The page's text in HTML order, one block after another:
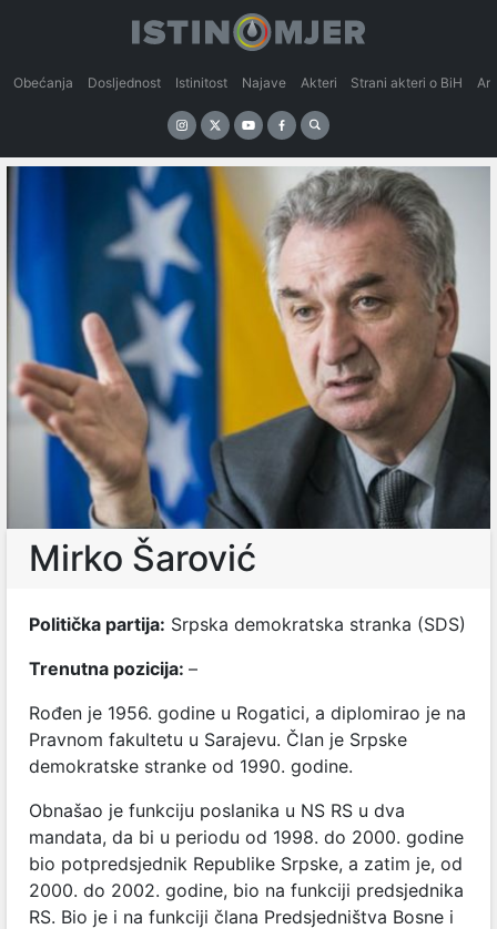
Obećanja Dosljednost Istinitost Najave Akteri Strani akteri o BiH
Mirko Šarović
Politička partija: Srpska demokratska stranka (SDS)
Trenutna pozicija: –
Rođen je 1956. godine u Rogatici, a diplomirao je na
Pravnom fakultetu u Sarajevu. Član je Srpske
demokratske stranke od 1990. godine.
Obnašao je funkciju poslanika u NS RS u dva
mandata, da bi u periodu od 1998. do 2000. godine
bio potpredsjednik Republike Srpske, a zatim je, od
2000. do 2002. godine, bio na funkciji predsjednika
RS. Bio je i na funkciji člana Predsjedništva Bosne i